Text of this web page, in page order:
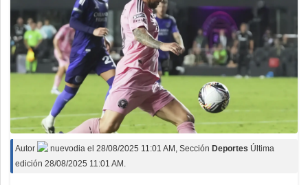
Autor nuevodia el 28/08/2025 11:01 AM , Sección Deportes Última
edición 28/08/2025 11:01 AM.